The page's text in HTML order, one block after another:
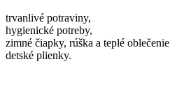
trvanlivé potraviny,
hygienické potreby,
zimné čiapky, rúška a teplé
detské plienky.